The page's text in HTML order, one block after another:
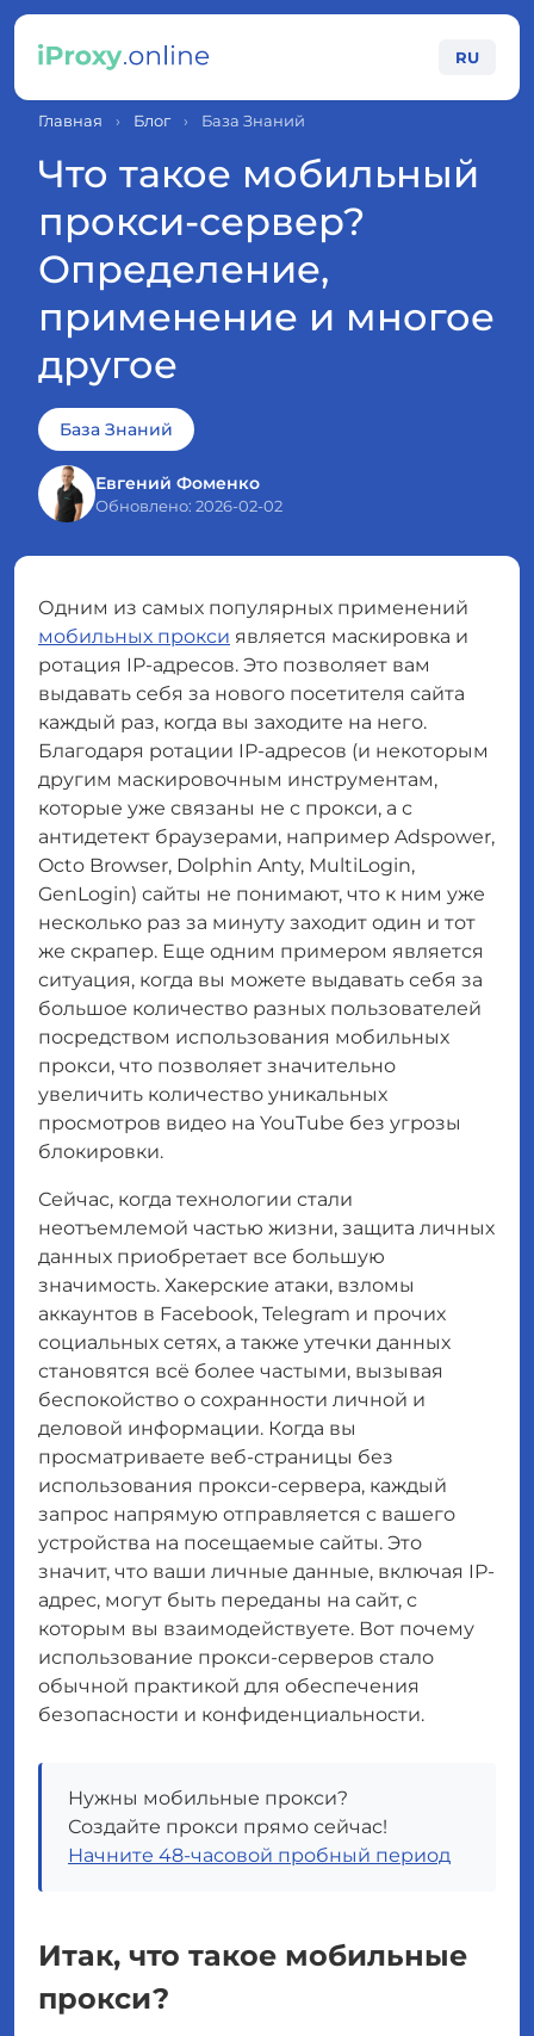
RU
Главная › Блог › База Знаний
Что такое мобильный
прокси-сервер?
Определение,
применение и многое
другое
База Знаний
Евгений Фоменко
Обновлено: 2026-02-02
Одним из самых популярных применений
мобильных прокси является маскировка и
ротация IP-адресов. Это позволяет вам
выдавать себя за нового посетителя сайта
каждый раз, когда вы заходите на него.
Благодаря ротации IP-адресов (и некоторым
другим маскировочным инструментам,
которые уже связаны не с прокси, а с
антидетект браузерами, например Adspower,
Octo Browser, Dolphin Anty, MultiLogin,
GenLogin) сайты не понимают, что к ним уже
несколько раз за минуту заходит один и тот
же скрапер. Еще одним примером является
ситуация, когда вы можете выдавать себя за
большое количество разных пользователей
посредством использования мобильных
прокси, что позволяет значительно
увеличить количество уникальных
просмотров видео на YouTube без угрозы
блокировки.
Сейчас, когда технологии стали
неотъемлемой частью жизни, защита личных
данных приобретает все большую
значимость. Хакерские атаки, взломы
аккаунтов в Facebook, Telegram и прочих
социальных сетях, а также утечки данных
становятся всё более частыми, вызывая
беспокойство о сохранности личной и
деловой информации. Когда вы
просматриваете веб-страницы без
использования прокси-сервера, каждый
запрос напрямую отправляется с вашего
устройства на посещаемые сайты. Это
значит, что ваши личные данные, включая IP-
адрес, могут быть переданы на сайт, с
которым вы взаимодействуете. Вот почему
использование прокси-серверов стало
обычной практикой для обеспечения
безопасности и конфиденциальности.
Нужны мобильные прокси?
Создайте прокси прямо сейчас!
Начните 48-часовой пробный период
Итак, что такое мобильные
прокси?